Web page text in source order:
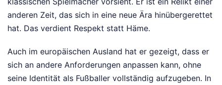
anderen Zeit, das sich in eine neue Ära hinübergerettet
hat. Das verdient Respekt statt Häme.
Auch im europäischen Ausland hat er gezeigt, dass er
sich an andere Anforderungen anpassen kann, ohne
seine Identität als Fußballer vollständig aufzugeben. In